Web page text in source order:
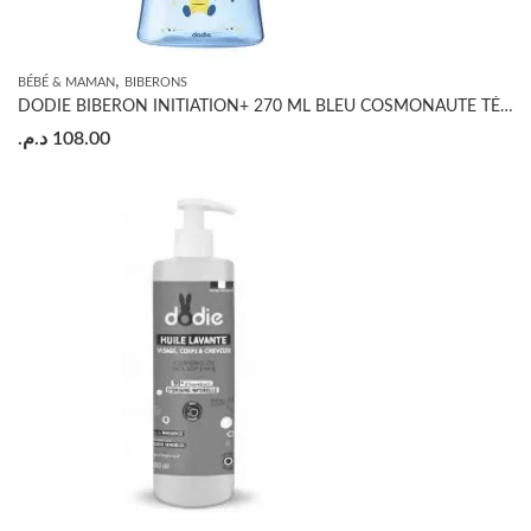
BÉBÉ & MAMAN, BIBERONS
DODIE BIBERON INITIATION+ 270 ML BLEU COSMONAUTE TÉTINE DÉBIT 2
108.00 د.م.